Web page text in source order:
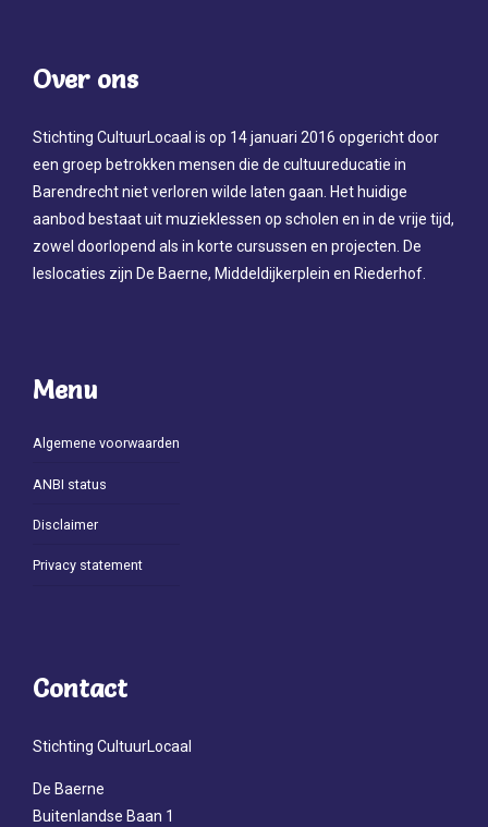
Over ons
Stichting CultuurLocaal is op 14 januari 2016 opgericht door
een groep betrokken mensen die de cultuureducatie in
Barendrecht niet verloren wilde laten gaan. Het huidige
aanbod bestaat uit muzieklessen op scholen en in de vrije tijd,
zowel doorlopend als in korte cursussen en projecten. De
leslocaties zijn De Baerne, Middeldijkerplein en Riederhof.
Menu
Algemene voorwaarden
ANBI status
Disclaimer
Privacy statement
Contact
Stichting CultuurLocaal
De Baerne
Buitenlandse Baan 1